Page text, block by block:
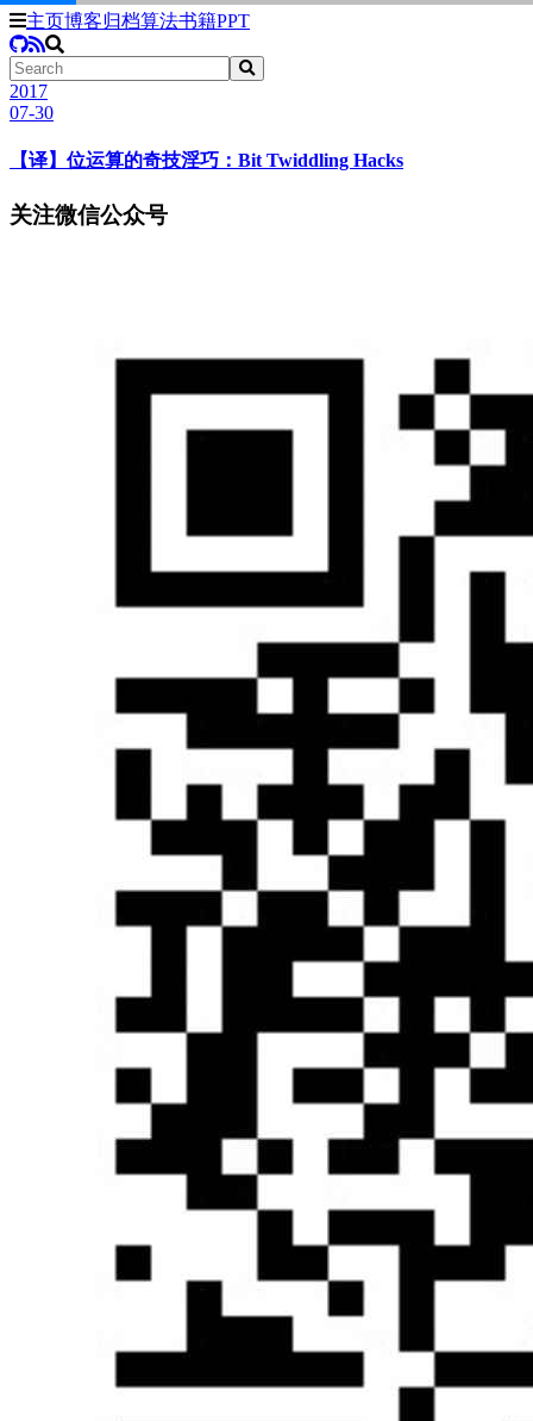
主页博客归档算法书籍PPT
2017
07-30
【译】位运算的奇技淫巧：Bit Twiddling Hacks
关注微信公众号